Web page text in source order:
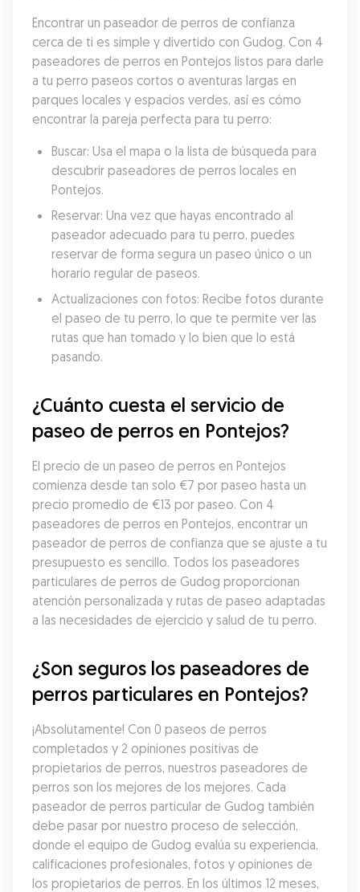
Encontrar un paseador de perros de confianza
cerca de ti es simple y divertido con Gudog. Con 4
paseadores de perros en Pontejos listos para darle
a tu perro paseos cortos o aventuras largas en
parques locales y espacios verdes, así es cómo
encontrar la pareja perfecta para tu perro:
Buscar: Usa el mapa o la lista de búsqueda para
descubrir paseadores de perros locales en
Pontejos.
Reservar: Una vez que hayas encontrado al
paseador adecuado para tu perro, puedes
reservar de forma segura un paseo único o un
horario regular de paseos.
Actualizaciones con fotos: Recibe fotos durante
el paseo de tu perro, lo que te permite ver las
rutas que han tomado y lo bien que lo está
pasando.
¿Cuánto cuesta el servicio de
paseo de perros en Pontejos?
El precio de un paseo de perros en Pontejos
comienza desde tan solo €7 por paseo hasta un
precio promedio de €13 por paseo. Con 4
paseadores de perros en Pontejos, encontrar un
paseador de perros de confianza que se ajuste a tu
presupuesto es sencillo. Todos los paseadores
particulares de perros de Gudog proporcionan
atención personalizada y rutas de paseo adaptadas
a las necesidades de ejercicio y salud de tu perro.
¿Son seguros los paseadores de
perros particulares en Pontejos?
¡Absolutamente! Con 0 paseos de perros
completados y 2 opiniones positivas de
propietarios de perros, nuestros paseadores de
perros son los mejores de los mejores. Cada
paseador de perros particular de Gudog también
debe pasar por nuestro proceso de selección,
donde el equipo de Gudog evalúa su experiencia,
calificaciones profesionales, fotos y opiniones de
los propietarios de perros. En los últimos 12 meses,